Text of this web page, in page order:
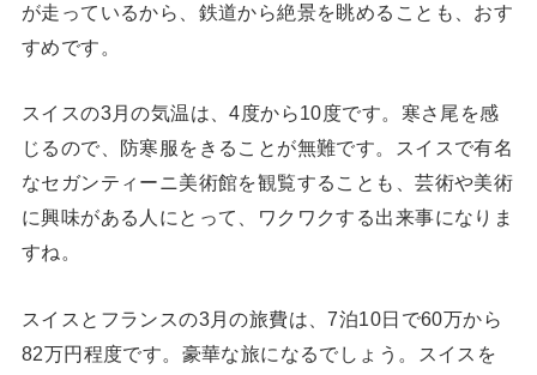
が走っているから、鉄道から絶景を眺めることも、おす
すめです。
スイスの3月の気温は、4度から10度です。寒さ尾を感
じるので、防寒服をきることが無難です。スイスで有名
なセガンティーニ美術館を観覧することも、芸術や美術
に興味がある人にとって、ワクワクする出来事になりま
すね。
スイスとフランスの3月の旅費は、7泊10日で60万から
82万円程度です。豪華な旅になるでしょう。スイスを